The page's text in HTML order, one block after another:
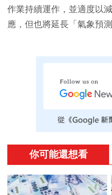
作業持續運作，並適度以
應，但也將延長「氣象預